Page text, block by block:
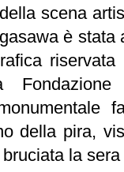
scena
è
della pira,
la